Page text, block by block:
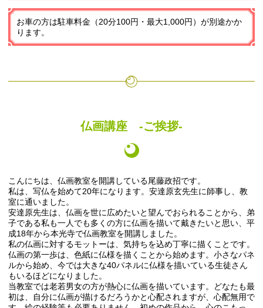
お車の方は駐車料金（20分100円・最大1,000円）が別途かか
ります。
仏画講座 -ご挨拶-
こんにちは、仏画教室を開講している尾藤政招です。
私は、写仏を始めて20年になります。安達原玄先生に師事し、教
室に通いました。
安達原先生は、仏画を世に広めたいと望んでおられることから、弟
子である私も一人でも多くの方に仏画を描いて戴きたいと思い、平
成18年から本光寺で仏画教室を開講しました。
私の仏画に対するモットーは、気持ちを込め丁寧に描くことです。
仏画の第一歩は、色紙に仏様を描くことから始めます。小さなパネ
ルから始め、今では大きな40パネルに仏様を描いている生徒さん
もいるほどになりました。
当教室では老若男女の方が熱心に仏画を描いています。どなたも最
初は、自分に仏画が描けるだろうかと心配されますが、心配無用で